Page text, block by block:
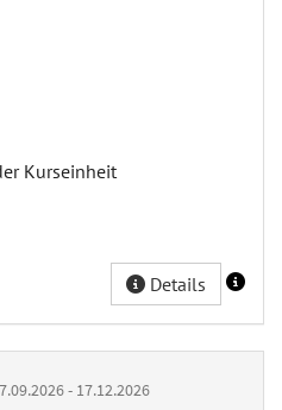
Kurseinheit
Details
- 17.12.2026